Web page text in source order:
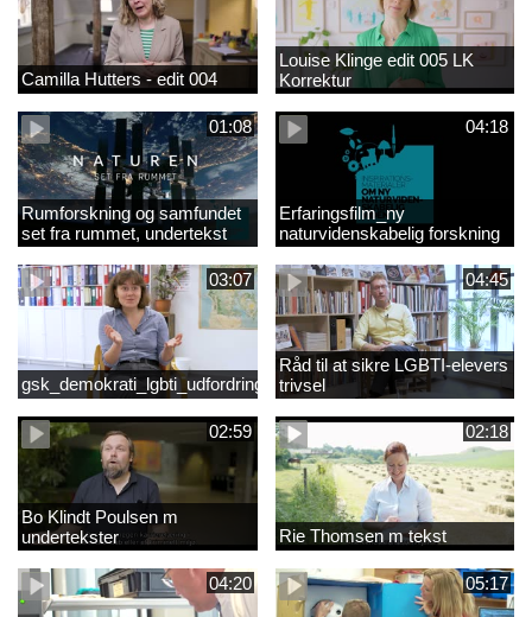
Camilla Hutters - edit 004
Louise Klinge edit 005 LK
Korrektur
01:08
Rumforskning og samfundet
set fra rummet, undertekst
04:18
Erfaringsfilm_ny
naturvidenskabelig forskning
03:07
gsk_demokrati_lgbti_udfordringer
04:45
Råd til at sikre LGBTI-elevers
trivsel
02:59
Bo Klindt Poulsen m
undertekster
02:18
Rie Thomsen m tekst
04:20 05:17